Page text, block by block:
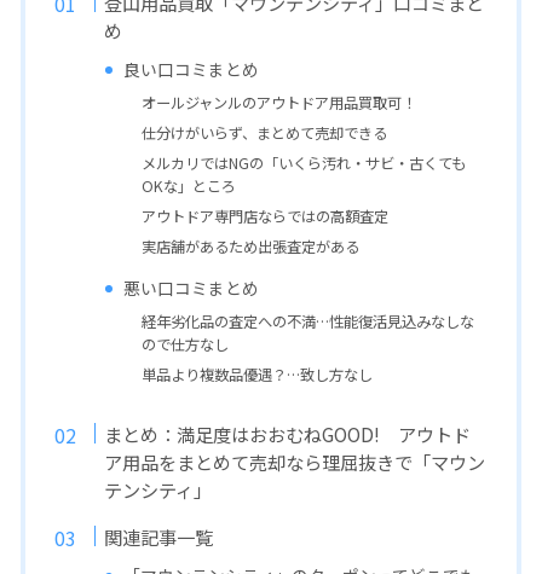
め
良い口コミまとめ
オールジャンルのアウトドア用品買取可！
仕分けがいらず、まとめて売却できる
メルカリではNGの「いくら汚れ・サビ・古くても
OKな」ところ
アウトドア専門店ならではの高額査定
実店舗があるため出張査定がある
悪い口コミまとめ
経年劣化品の査定への不満…性能復活見込みなしな
ので仕方なし
単品より複数品優遇？…致し方なし
まとめ：満足度はおおむねGOOD! アウトド
ア用品をまとめて売却なら理屈抜きで「マウン
テンシティ」
関連記事一覧